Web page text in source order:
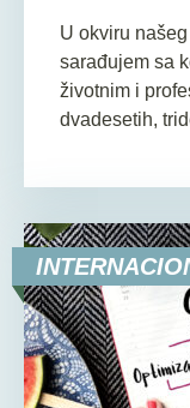
U okviru
sarađujem sa
životnim i
dvadesetih,